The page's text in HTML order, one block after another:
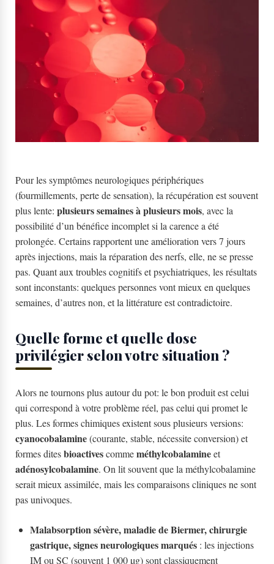
Pour les symptômes neurologiques périphériques
(fourmillements, perte de sensation), la récupération est souvent
plus lente: plusieurs semaines à plusieurs mois, avec la
possibilité d’un bénéfice incomplet si la carence a été
prolongée. Certains rapportent une amélioration vers 7 jours
après injections, mais la réparation des nerfs, elle, ne se presse
pas. Quant aux troubles cognitifs et psychiatriques, les résultats
sont inconstants: quelques personnes vont mieux en quelques
semaines, d’autres non, et la littérature est contradictoire.
Quelle forme et quelle dose
privilégier selon votre situation ?
Alors ne tournons plus autour du pot: le bon produit est celui
qui correspond à votre problème réel, pas celui qui promet le
plus. Les formes chimiques existent sous plusieurs versions:
cyanocobalamine(courante, stable, nécessite conversion) et
formes ditesbioactivescommeméthylcobalamineet
adénosylcobalamine. On lit souvent que la méthylcobalamine
serait mieux assimilée, mais les comparaisons cliniques ne sont
pas univoques.
Malabsorption sévère, maladie de Biermer, chirurgie
gastrique, signes neurologiques marqués : les injections
IM ou SC (souvent 1 000 µg) sont classiquement